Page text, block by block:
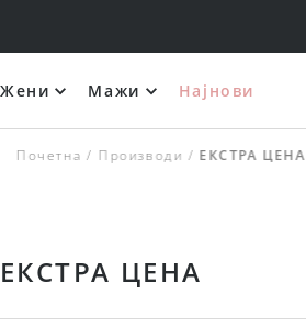
Жени Мажи Најнови
ЕКСТРА ЦЕНА
Производи
Почетна
ЕКСТРА ЦЕНА